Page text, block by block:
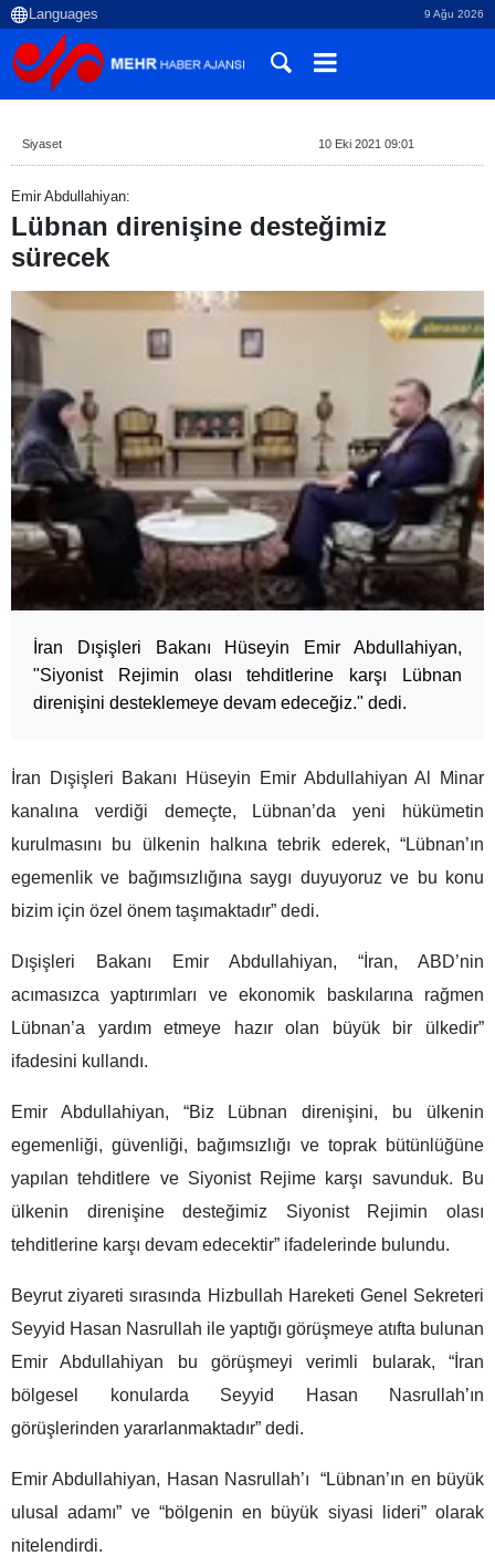
9 Ağu 2026
Siyaset 10 Eki 2021 09:01
Emir Abdullahiyan:
Lübnan direnişine desteğimiz
sürecek
İran Dışişleri Bakanı Hüseyin Emir Abdullahiyan,
"Siyonist Rejimin olası tehditlerine karşı Lübnan
direnişini desteklemeye devam edeceğiz." dedi.
İran Dışişleri Bakanı Hüseyin Emir Abdullahiyan Al Minar
kanalına verdiği demeçte, Lübnan’da yeni hükümetin
kurulmasını bu ülkenin halkına tebrik ederek, “Lübnan’ın
egemenlik ve bağımsızlığına saygı duyuyoruz ve bu konu
bizim için özel önem taşımaktadır” dedi.
Dışişleri Bakanı Emir Abdullahiyan, “İran, ABD’nin
acımasızca yaptırımları ve ekonomik baskılarına rağmen
Lübnan’a yardım etmeye hazır olan büyük bir ülkedir”
ifadesini kullandı.
Emir Abdullahiyan, “Biz Lübnan direnişini, bu ülkenin
egemenliği, güvenliği, bağımsızlığı ve toprak bütünlüğüne
yapılan tehditlere ve Siyonist Rejime karşı savunduk. Bu
ülkenin direnişine desteğimiz Siyonist Rejimin olası
tehditlerine karşı devam edecektir” ifadelerinde bulundu.
Beyrut ziyareti sırasında Hizbullah Hareketi Genel Sekreteri
Seyyid Hasan Nasrullah ile yaptığı görüşmeye atıfta bulunan
Emir Abdullahiyan bu görüşmeyi verimli bularak, “İran
bölgesel konularda Seyyid Hasan Nasrullah’ın
görüşlerinden yararlanmaktadır” dedi.
Emir Abdullahiyan, Hasan Nasrullah’ı “Lübnan’ın en büyük
ulusal adamı” ve “bölgenin en büyük siyasi lideri” olarak
nitelendirdi.